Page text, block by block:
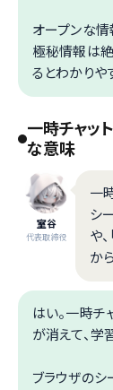
オープンな
極秘情報は
るとわかりや
一時チャッ
な意味
室谷
代表取締役
一
シ
や
か
はい。一時チ
が消えて、学
ブラウザのシ